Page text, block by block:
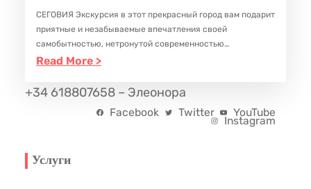
В
И
Я
СЕГОВИЯ Экскурсия в этот прекрасный город вам подарит
приятные и незабываемые впечатления своей
самобытностью, нетронутой современностью
атмосферой средневекового города и своим неспешным
вокруг скалистого выступа между рек Эресмы…
Read More >:
К
С
+34 618807658 – Элеонора
Facebook Twitter YouTube
Instagram
Услуги